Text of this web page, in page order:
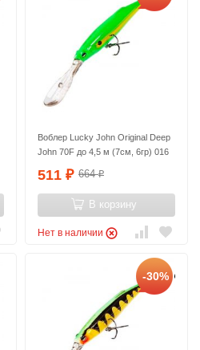
Воблер Lucky John Original Deep
John 70F до 4,5 м (7см, 6гр) 016
511 ₽ 664₽
В корзину
Нет в наличии
-30%